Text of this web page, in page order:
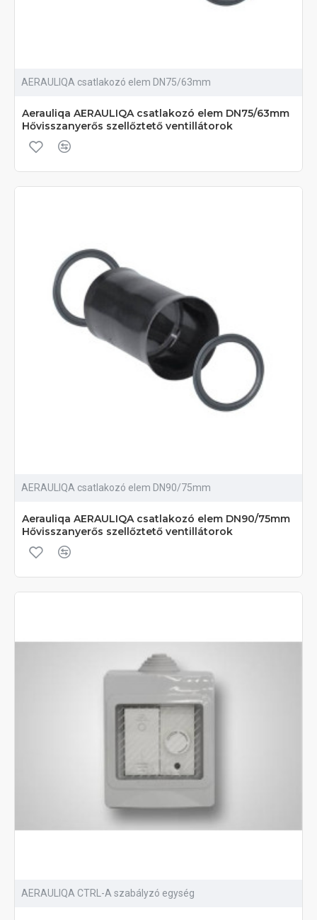
AERAULIQA csatlakozó elem DN75/63mm
Aerauliqa AERAULIQA csatlakozó elem DN75/63mm
Hővisszanyerős szellőztető ventillátorok
AERAULIQA csatlakozó elem DN90/75mm
Aerauliqa AERAULIQA csatlakozó elem DN90/75mm
Hővisszanyerős szellőztető ventillátorok
AERAULIQA CTRL-A szabályzó egység